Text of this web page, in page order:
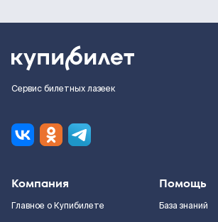
Сервис билетных лазеек
Компания
Главное о Купибилете
Помощь
База знаний